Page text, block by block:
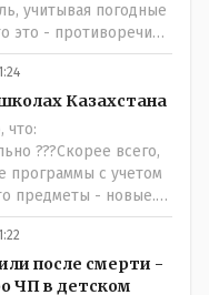
учитывая погодные
это - противоречие.
нет. Этот
день после
установили и
поставили
То есть первая
часть -
все уже было
Казахстана
что:
???Скорее всего,
программы с учетом
предметы - новые.
после смерти -
ЧП в детском